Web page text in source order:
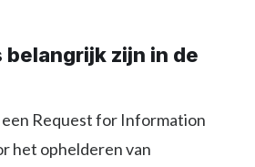
belangrijk zijn in de
Request for Information
het ophelderen van